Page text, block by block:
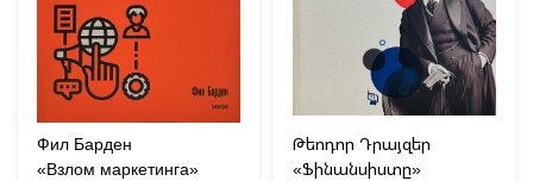
Фил Барден
«Взлом маркетинга»
Թեոդոր Դրայզեր
«Ֆինանսիստը»